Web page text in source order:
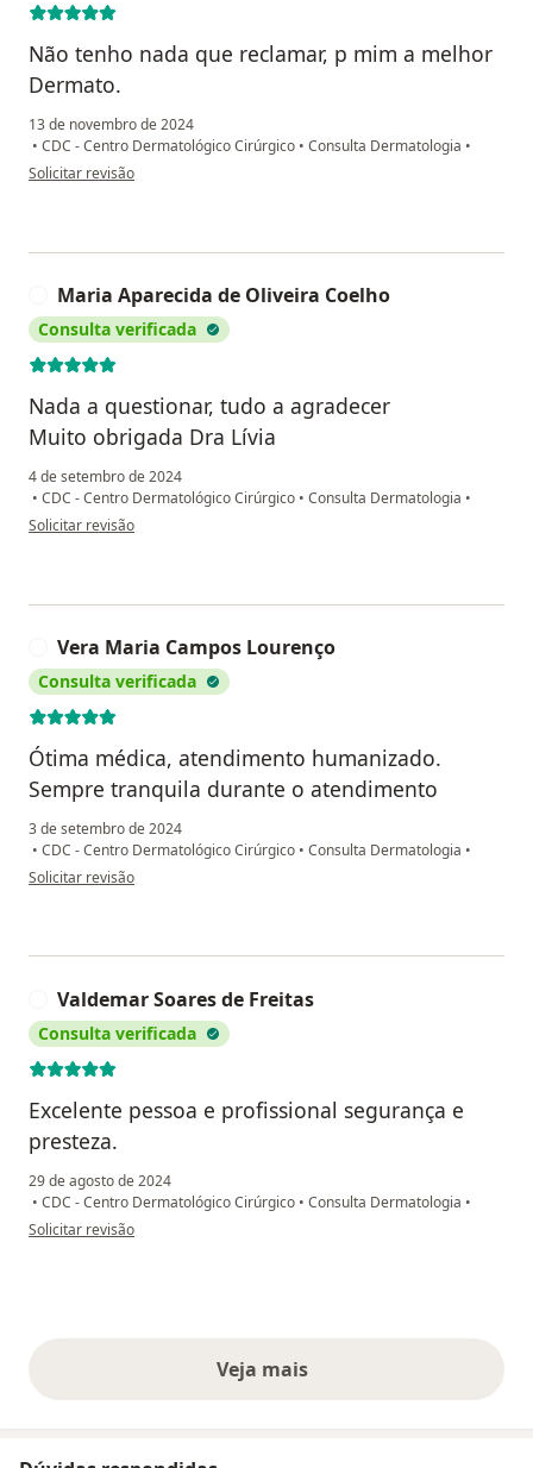
Não tenho nada que reclamar, p mim a melhor
Dermato.
13 de novembro de 2024
• CDC - Centro Dermatológico Cirúrgico • Consulta Dermatologia •
na opinião do utilizador Eliane Fonseca Peixoto Hartmann
Solicitar revisão
Maria Aparecida de Oliveira Coelho
Consulta verificada
Nada a questionar, tudo a agradecer
Muito obrigada Dra Lívia
4 de setembro de 2024
• CDC - Centro Dermatológico Cirúrgico • Consulta Dermatologia •
na opinião do utilizador Maria Aparecida de Oliveira Coelho
Solicitar revisão
Vera Maria Campos Lourenço
Consulta verificada
Ótima médica, atendimento humanizado.
Sempre tranquila durante o atendimento
3 de setembro de 2024
• CDC - Centro Dermatológico Cirúrgico • Consulta Dermatologia •
na opinião do utilizador Vera Maria Campos Lourenço
Solicitar revisão
Valdemar Soares de Freitas
Consulta verificada
Excelente pessoa e profissional segurança e
presteza.
29 de agosto de 2024
• CDC - Centro Dermatológico Cirúrgico • Consulta Dermatologia •
na opinião do utilizador Valdemar Soares de Freitas
Solicitar revisão
Veja maisopiniões acima